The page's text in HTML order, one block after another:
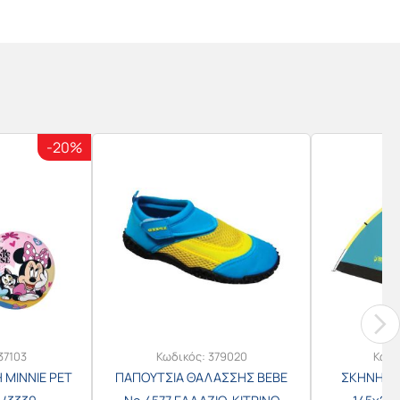
-20%
PET
Κωδικός: 379020
ΠΑΠΟΥΤΣΙΑ ΘΑΛΑΣΣΗΣ BEBE
ΣΚΗΝΗ 2